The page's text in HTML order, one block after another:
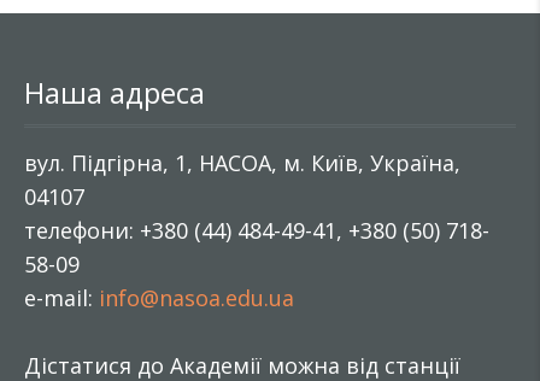
Наша адреса
вул. Підгірна, 1, НАСОА, м. Київ, Україна,
04107
телефони: +380 (44) 484-49-41, +380 (50) 718-
58-09
e-mail: info@nasoa.edu.ua
Дістатися до Академії можна від станції